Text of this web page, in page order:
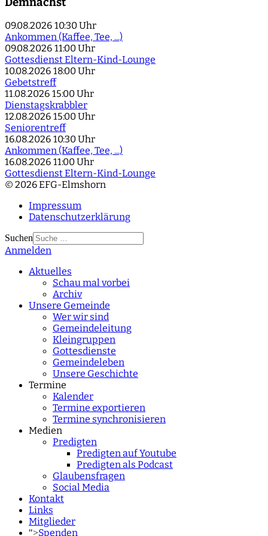
09.08.2026 10:30 Uhr
Ankommen (Kaffee, Tee, ...)
09.08.2026 11:00 Uhr
Gottesdienst Eltern-Kind-Lounge
10.08.2026 18:00 Uhr
Gebetstreff
11.08.2026 15:00 Uhr
Dienstagskrabbler
12.08.2026 15:00 Uhr
Seniorentreff
16.08.2026 10:30 Uhr
Ankommen (Kaffee, Tee, ...)
16.08.2026 11:00 Uhr
Gottesdienst Eltern-Kind-Lounge
© 2026 EFG-Elmshorn
Impressum
Datenschutzerklärung
Suchen
Type 2 or more
Anmelden
Aktuelles
Schau mal vorbei
Archiv
Unsere Gemeinde
Wer wir sind
Gemeindeleitung
Kleingruppen
Gottesdienste
Gemeindeleben
Unsere Geschichte
Termine
Kalender
Termine exportieren
Termine synchronisieren
Medien
Predigten
Predigten auf Youtube
Predigten als Podcast
Glaubensfragen
Social Media
Kontakt
Links
Mitglieder
">Spenden